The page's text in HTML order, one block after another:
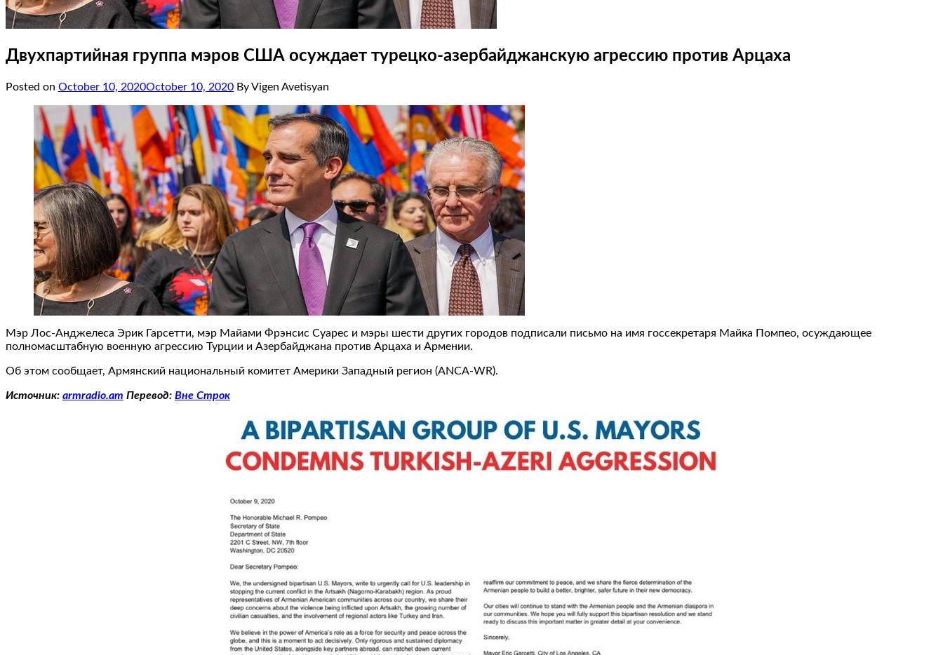
Двухпартийная группа мэров США осуждает турецко-азербайджанскую агрессию против Арцаха
Posted on October 10, 2020October 10, 2020 By Vigen Avetisyan
Мэр Лос-Анджелеса Эрик Гарсетти, мэр Майами Фрэнсис Суарес и мэры шести других городов подписали письмо на имя госсекретаря Майка Помпео, осуждающее
полномасштабную военную агрессию Турции и Азербайджана против Арцаха и Армении.
Об этом сообщает, Армянский национальный комитет Америки Западный регион (ANCA-WR).
Источник: armradio.am Перевод: Вне Строк